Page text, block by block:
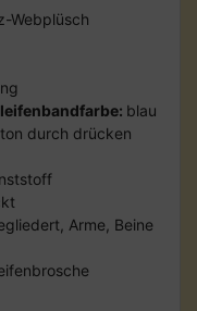
Webplüsch
blau
durch drücken
Arme, Beine